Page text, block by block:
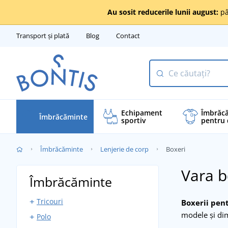
Au sosit reducerile lunii august:
Transport și plată Blog Contact
Îmbrăcăminte Echipament
sportiv pentru
Îmbrăcăminte Lenjerie de corp Boxeri
Vara
Boxerii
modele și
Îmbrăcăminte
Tricouri
Tricouri cu mânecă scurtă
Polo